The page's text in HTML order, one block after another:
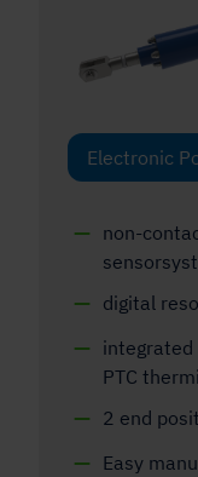
Electronic
non-
digital
PTC
2 end
Easy